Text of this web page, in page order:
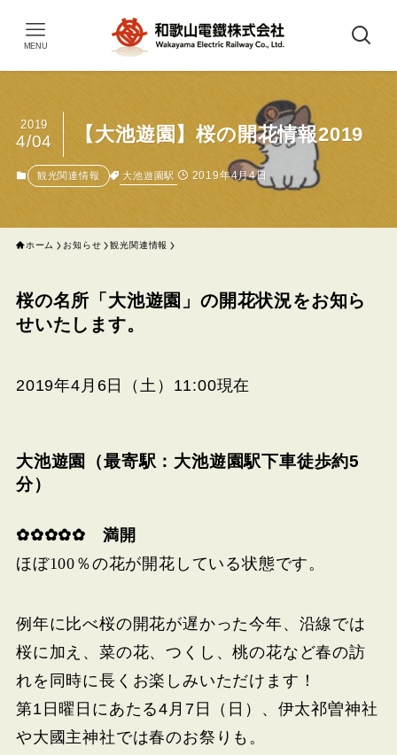
MENU
【大池遊園】桜の開花情報2019
2019
4/04
観光関連情報 大池遊園駅 2019年4月4日
ホーム お知らせ 観光関連情報
桜の名所「大池遊園」の開花状況をお知ら
せいたします。
2019年4月6日（土）11:00現在
大池遊園（最寄駅：大池遊園駅下車徒歩約5
分）
✿✿✿✿✿ 満開
ほぼ100％の花が開花している状態です。
例年に比べ桜の開花が遅かった今年、沿線では
桜に加え、菜の花、つくし、桃の花など春の訪
れを同時に長くお楽しみいただけます！
第1日曜日にあたる4月7日（日）、伊太祁曽神社
や大國主神社では春のお祭りも。